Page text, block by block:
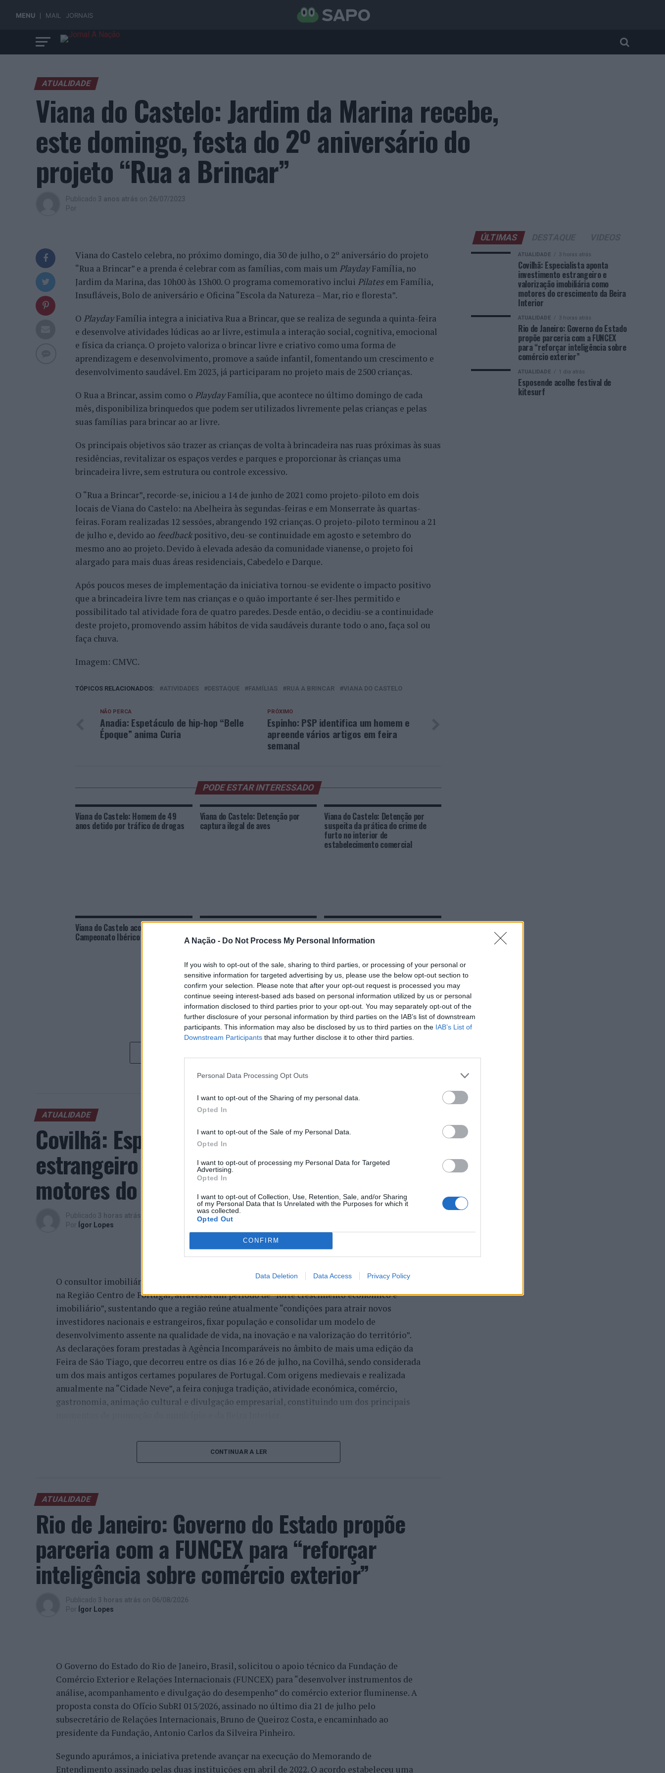
A Nação - Do Not Process My Personal Information
If you wish to opt-out of the sale, sharing to third parties, or processing of your personal or
sensitive information for targeted advertising by us, please use the below opt-out section to
confirm your selection. Please note that after your opt-out request is processed you may
continue seeing interest-based ads based on personal information utilized by us or personal
information disclosed to third parties prior to your opt-out. You may separately opt-out of the
further disclosure of your personal information by third parties on the IAB’s list of downstream
participants. This information may also be disclosed by us to third parties on the IAB’s List of
Downstream Participants that may further disclose it to other third parties.
Personal Data Processing Opt Outs
I want to opt-out of the Sharing of my personal data.
Opted In
I want to opt-out of the Sale of my Personal Data.
Opted In
I want to opt-out of processing my Personal Data for Targeted
Advertising.
Opted In
I want to opt-out of Collection, Use, Retention, Sale, and/or Sharing
of my Personal Data that Is Unrelated with the Purposes for which it
was collected.
Opted Out
CONFIRM
Data Deletion Data Access Privacy Policy
MENU MAIL JORNAIS
ATUALIDADE
Viana do Castelo: Jardim da Marina recebe,
este domingo, festa do 2º aniversário do
projeto “Rua a Brincar”
Publicado 3 anos atrás on 26/07/2023
Por
Viana do Castelo celebra, no próximo domingo, dia 30 de julho, o 2º aniversário do projeto
“Rua a Brincar” e a prenda é celebrar com as famílias, com mais um PlaydayFamília, no
Jardim da Marina, das 10h00 às 13h00. O programa comemorativo inclui Pilates em Família,
Insufláveis, Bolo de aniversário e Oficina “Escola da Natureza – Mar, rio e floresta”.
O PlaydayFamília integra a iniciativa Rua a Brincar, que se realiza de segunda a quinta-feira
e desenvolve atividades lúdicas ao ar livre, estimula a interação social, cognitiva, emocional
e física da criança. O projeto valoriza o brincar livre e criativo como uma forma de
aprendizagem e desenvolvimento, promove a saúde infantil, fomentando um crescimento e
desenvolvimento saudável. Em 2023, já participaram no projeto mais de 2500 crianças.
O Rua a Brincar, assim como o PlaydayFamília, que acontece no último domingo de cada
mês, disponibiliza brinquedos que podem ser utilizados livremente pelas crianças e pelas
suas famílias para brincar ao ar livre.
Os principais objetivos são trazer as crianças de volta à brincadeira nas ruas próximas às suas
residências, revitalizar os espaços verdes e parques e proporcionar às crianças uma
brincadeira livre, sem estrutura ou controle excessivo.
O “Rua a Brincar”, recorde-se, iniciou a 14 de junho de 2021 como projeto-piloto em dois
locais de Viana do Castelo: na Abelheira às segundas-feiras e em Monserrate às quartas-
feiras. Foram realizadas 12 sessões, abrangendo 192 crianças. O projeto-piloto terminou a 21
de julho e, devido ao feedbackpositivo, deu-se continuidade em agosto e setembro do
mesmo ano ao projeto. Devido à elevada adesão da comunidade vianense, o projeto foi
alargado para mais duas áreas residenciais, Cabedelo e Darque.
Após poucos meses de implementação da iniciativa tornou-se evidente o impacto positivo
que a brincadeira livre tem nas crianças e o quão importante é ser-lhes permitido e
possibilitado tal atividade fora de quatro paredes. Desde então, o decidiu-se a continuidade
deste projeto, promovendo assim hábitos de vida saudáveis durante todo o ano, faça sol ou
faça chuva.
Imagem: CMVC.
TÓPICOS RELACIONADOS: ATIVIDADES DESTAQUE FAMÍLIAS RUA A BRINCAR VIANA DO CASTELO
PRÓXIMO
Espinho: PSP identifica um homem e
apreende vários artigos em feira
semanal
NÃO PERCA
Anadia: Espetáculo de hip-hop “Belle
Époque” anima Curia
PODE ESTAR INTERESSADO
Viana do Castelo: Homem de 49
anos detido por tráfico de drogas
Viana do Castelo: Detenção por
captura ilegal de aves
Viana do Castelo: Detenção por
suspeita da prática do crime de
furto no interior de
estabelecimento comercial
Viana do Castelo acolhe etapa do
Campeonato Ibérico de Windsurf fiscalização resulta na apreensão
de armas de fogo
tráfico de drogas
ATUALIDADE
Covilhã: Especialista aponta investimento
estrangeiro e valorização imobiliária como
motores do crescimento da Beira Interior
Publicado 3 horas atrás
Por Ígor Lopes
O consultor imobiliário português, António Carlos, defende que a Beira Interior, localizada
na Região Centro de Portugal, atravessa um período de “forte crescimento económico e
imobiliário”, sustentando que a região reúne atualmente “condições para atrair novos
investidores nacionais e estrangeiros, fixar população e consolidar um modelo de
desenvolvimento assente na qualidade de vida, na inovação e na valorização do território”.
As declarações foram prestadas à Agência Incomparáveis no âmbito de mais uma edição da
Feira de São Tiago, que decorreu entre os dias 16 e 26 de julho, na Covilhã, sendo considerada
um dos mais antigos certames populares de Portugal. Com origens medievais e realizada
anualmente na “Cidade Neve”, a feira conjuga tradição, atividade económica, comércio,
gastronomia, animação cultural e divulgação empresarial, constituindo um dos principais
Para António Carlos, o crescimento alcançado ao longo dos últimos anos representa o
cumprimento dos objetivos que traçou quando iniciou o seu percurso no setor imobiliário. O
empresário considera que o reconhecimento conquistado resulta da proximidade com a
iniciativas locais e projetos de desenvolvimento regional. Segundo explicou, esse
envolvimento tem permitido “consolidar a sua presença em vários concelhos da Beira
Interior e alargar a atividade além-fronteiras”.
“O meu sentimento é de promessa cumprida, promessa conquistada e é isto que eu faço.
Aquilo que eu cumpro, para mim, é glorioso, na medida em que as pessoas sentem a
satisfação, tal como eu, de todo o trabalho que nós temos feito, no fundo, por uma
comunidade que é grande, não só pela Covilhã, Belmonte, Fundão, Manteigas, tenho feito um
trabalho de divulgação e de ação”, descreveu este consultor, que acrescentou que esse
reconhecimento se reflete igualmente na confiança demonstrada por clientes nacionais e
venda do imóvel deles, para comprar um imóvel, para um desenvolvimento turístico”,
revelou.
A procura internacional e a transformação da habitação impulsionam o
“crescimento da região”
Além da procura nacional, António Carlos frisa que o mercado imobiliário da Beira Interior
CONTINUAR A LER
ATUALIDADE
Rio de Janeiro: Governo do Estado propõe
parceria com a FUNCEX para “reforçar
inteligência sobre comércio exterior”
Publicado 3 horas atrás on 06/08/2026
Por Ígor Lopes
O Governo do Estado do Rio de Janeiro, Brasil, solicitou o apoio técnico da Fundação de
Comércio Exterior e Relações Internacionais (FUNCEX) para “desenvolver instrumentos de
análise, acompanhamento e divulgação do desempenho” do comércio exterior fluminense. A
proposta consta do Ofício SubRI 015/2026, assinado no último dia 21 de julho pelo
subsecretário de Relações Internacionais, Bruno de Queiroz Costa, e encaminhado ao
presidente da Fundação, Antonio Carlos da Silveira Pinheiro.
Segundo apurámos, a iniciativa pretende avançar na execução do Memorando de
Entendimento assinado pelas duas instituições em abril de 2022. O acordo estabeleceu uma
ÚLTIMAS
ATUALIDADE 3 horas atrás
Covilhã: Especialista aponta
investimento estrangeiro e
valorização imobiliária como
motores do crescimento da Beira
Interior
ATUALIDADE 3 horas atrás
Rio de Janeiro: Governo do Estado
propõe parceria com a FUNCEX
para “reforçar inteligência sobre
comércio exterior”
ATUALIDADE 1 dia atrás
Esposende acolhe festival de
kitesurf